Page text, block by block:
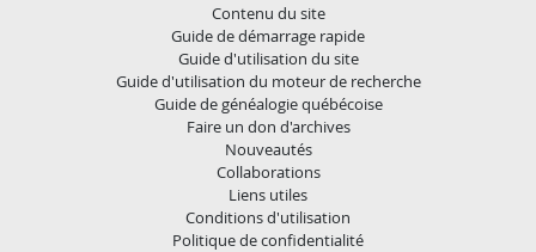
Contenu du site
Guide de démarrage rapide
Guide d'utilisation du site
Guide d'utilisation du moteur de recherche
Guide de généalogie québécoise
Faire un don d'archives
Nouveautés
Collaborations
Liens utiles
Conditions d'utilisation
Politique de confidentialité